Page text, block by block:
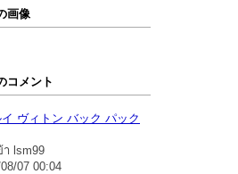
画像
コメント
イ ヴィトン バック パック
า lsm99
07 00:04